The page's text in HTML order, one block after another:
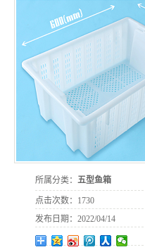
所属分类： 五型鱼箱
点击次数： 1730
发布日期： 2022/04/14